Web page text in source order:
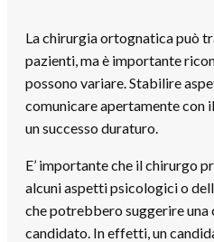
La chirurgia ortognatica può
pazienti, ma è importante
possono variare. Stabilire
comunicare apertamente con
un successo duraturo.
E’ importante che il chirurgo
alcuni aspetti psicologici o
che potrebbero suggerire
candidato. In effetti, un